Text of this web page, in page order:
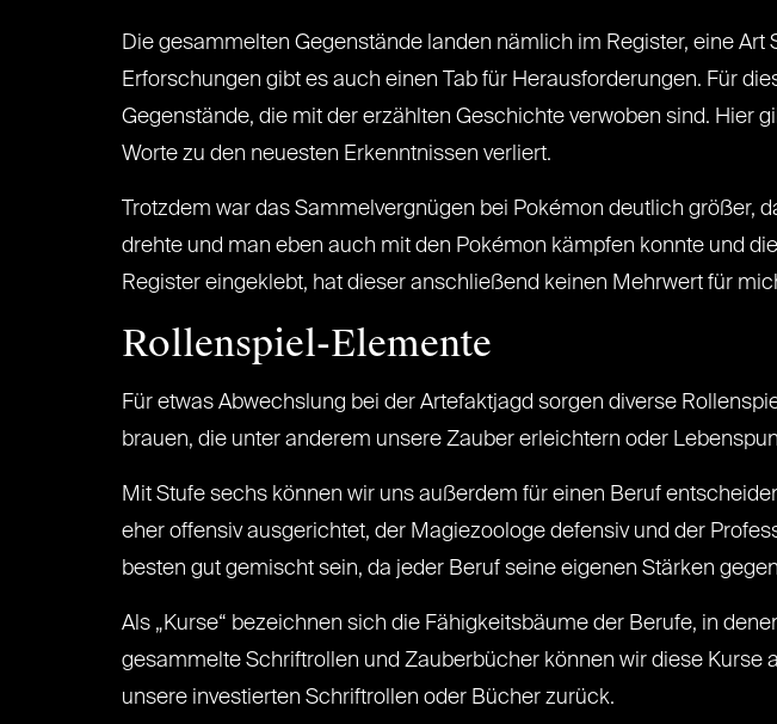
Die gesammelten Gegenstände landen nämlich im Register, eine
Erforschungen gibt es auch einen Tab für Herausforderungen. Für
Gegenstände, die mit der erzählten Geschichte verwoben sind. Hier
Worte zu den neuesten Erkenntnissen verliert.
Trotzdem war das Sammelvergnügen bei Pokémon deutlich größer,
drehte und man eben auch mit den Pokémon kämpfen konnte und
Register eingeklebt, hat dieser anschließend keinen Mehrwert für
Rollenspiel-Elemente
Für etwas Abwechslung bei der Artefaktjagd sorgen diverse
brauen, die unter anderem unsere Zauber erleichtern oder
Mit Stufe sechs können wir uns außerdem für einen Beruf
eher offensiv ausgerichtet, der Magiezoologe defensiv und der
besten gut gemischt sein, da jeder Beruf seine eigenen Stärken
Als „Kurse“ bezeichnen sich die Fähigkeitsbäume der Berufe, in
gesammelte Schriftrollen und Zauberbücher können wir diese
unsere investierten Schriftrollen oder Bücher zurück.